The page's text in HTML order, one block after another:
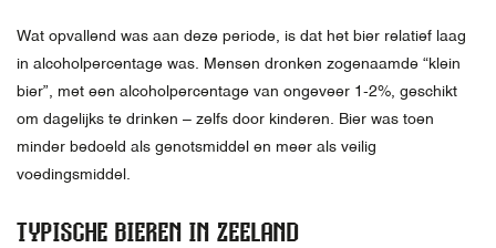
Wat opvallend was aan deze periode, is dat het bier relatief laag
in alcoholpercentage was. Mensen dronken zogenaamde “klein
bier”, met een alcoholpercentage van ongeveer 1-2%, geschikt
om dagelijks te drinken – zelfs door kinderen. Bier was toen
minder bedoeld als genotsmiddel en meer als veilig
voedingsmiddel.
TYPISCHE BIEREN IN ZEELAND